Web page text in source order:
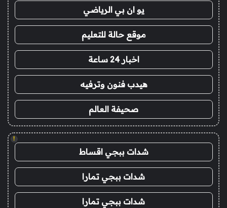
يو ان بي الرياضي
موقع حالة للتعليم
اخبار 24 ساعة
هيدب فنون وترفيه
صحيفة العالم
!
شدات ببجي اقساط
شدات ببجي تمارا
شدات ببجي تمارا